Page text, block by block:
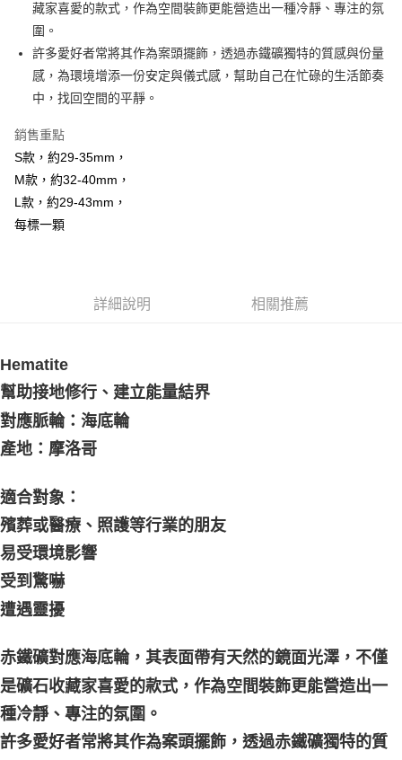
街口支付
悠遊付
ATM付款
全家取貨付款
每筆NT$80，滿NT$3,000(含以上)免運費
7-11取貨付款
每筆NT$80，滿NT$3,000(含以上)免運費
付款後門市自取
免運費
藏家喜愛的款式，作為空間裝飾更能營造出一種冷靜、專注的氛
圍。
許多愛好者常將其作為案頭擺飾，透過赤鐵礦獨特的質感與份量
感，為環境增添一份安定與儀式感，幫助自己在忙碌的生活節奏
中，找回空間的平靜。
銷售重點
S款，約29-35mm，
M款，約32-40mm，
L款，約29-43mm，
每標一顆
詳細說明 相關推薦
Hematite
幫助接地修行、建立能量結界
對應脈輪：海底輪
產地：摩洛哥
適合對象：
殯葬或醫療、照護等行業的朋友
易受環境影響
受到驚嚇
遭遇靈擾
赤鐵礦對應海底輪，其表面帶有天然的鏡面光澤，不僅
是礦石收藏家喜愛的款式，作為空間裝飾更能營造出一
種冷靜、專注的氛圍。
許多愛好者常將其作為案頭擺飾，透過赤鐵礦獨特的質